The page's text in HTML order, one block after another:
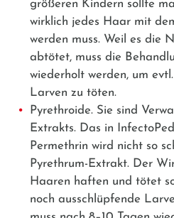
größeren Kindern sollte
wirklich jedes Haar mit
werden muss. Weil es die
abtötet, muss die
wiederholt werden, um
Larven zu töten.
Pyrethroide. Sie sind
Extrakts. Das in
Permethrin wird nicht so
Pyrethrum-Extrakt. Der
Haaren haften und tötet
noch ausschlüpfende